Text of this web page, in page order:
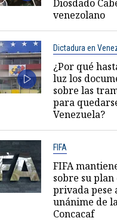
Diosdado
venezolano
Dictadura en
¿Por qué
luz los
sobre las
para
Venezuela?
FIFA
FIFA
sobre su
privada pese
unánime de
Concacaf